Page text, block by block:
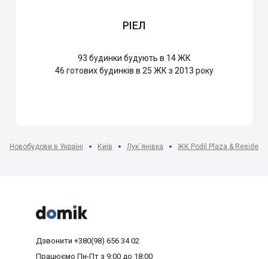
РІЕЛ
93 будинки будують в 14 ЖК
46 готових будинків в 25 ЖК з 2013 року
Новобудови в Україні Київ Лук`янівка ЖК Podil Plaza &



Дзвонити +380(98) 656 34 02
Працюємо Пн-Пт з 9:00 до 18:00